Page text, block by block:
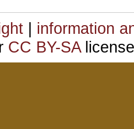
| information
CC BY-SA